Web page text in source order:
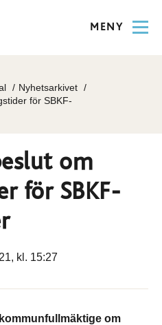
MENY
Nyhetsarkivet
för SBKF-
om
för SBKF-
kl. 15:27
om